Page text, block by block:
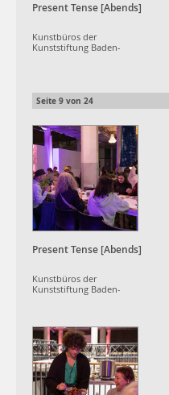
Present Tense [Abends]
Kunstbüros der
Kunststiftung Baden-
Seite 9 von 24
Present Tense [Abends]
Kunstbüros der
Kunststiftung Baden-